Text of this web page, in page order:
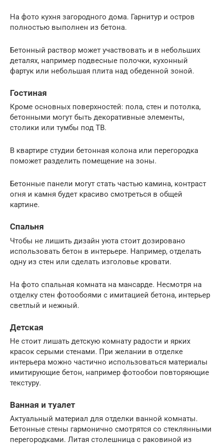
На фото кухня загородного дома. Гарнитур и остров
полностью выполнен из бетона.
Бетонный раствор может участвовать и в небольших
деталях, например подвесные полочки, кухонный
фартук или небольшая плита над обеденной зоной.
Гостиная
Кроме основных поверхностей: пола, стен и потолка,
бетонными могут быть декоративные элементы,
столики или тумбы под ТВ.
В квартире студии бетонная колона или перегородка
поможет разделить помещение на зоны.
Бетонные панели могут стать частью камина, контраст
огня и камня будет красиво смотреться в общей
картине.
Спальня
Чтобы не лишить дизайн уюта стоит дозировано
использовать бетон в интерьере. Например, отделать
одну из стен или сделать изголовье кровати.
На фото спальная комната на мансарде. Несмотря на
отделку стен фотообоями с имитацией бетона, интерьер
светлый и нежный.
Детская
Не стоит лишать детскую комнату радости и ярких
красок серыми стенами. При желании в отделке
интерьера можно частично использоваться материалы
имитирующие бетон, например фотообои повторяющие
текстуру.
Ванная и туалет
Актуальный материал для отделки ванной комнаты.
Бетонные стены гармонично смотрятся со стеклянными
перегородками. Литая столешница с раковиной из